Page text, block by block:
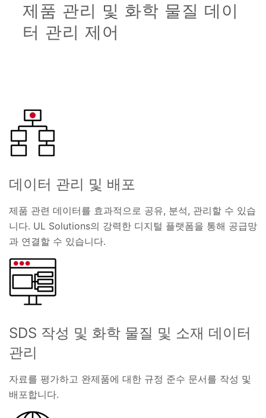
제품 관리 및 화학 물질 데이
터 관리 제어
데이터 관리 및 배포
제품 관련 데이터를 효과적으로 공유, 분석, 관리할 수 있습
니다. UL Solutions의 강력한 디지털 플랫폼을 통해 공급망
과 연결할 수 있습니다.
SDS 작성 및 화학 물질 및 소재 데이터
관리
자료를 평가하고 완제품에 대한 규정 준수 문서를 작성 및
배포합니다.